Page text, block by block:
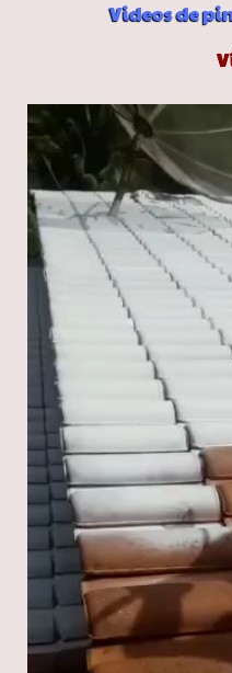
Videos de